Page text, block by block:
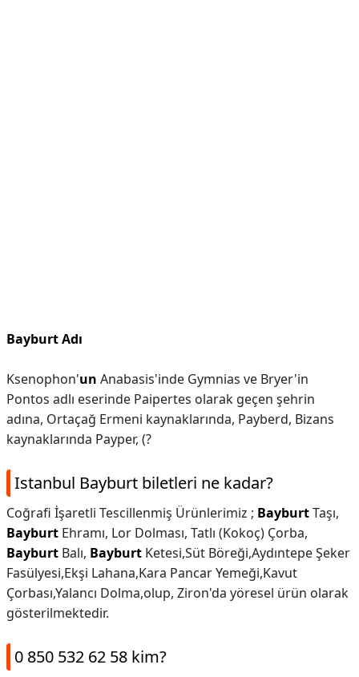
Bayburt Adı
Ksenophon'un Anabasis'inde Gymnias ve Bryer'in
Pontos adlı eserinde Paipertes olarak geçen şehrin
adına, Ortaçağ Ermeni kaynaklarında, Payberd, Bizans
kaynaklarında Payper, (?
Istanbul Bayburt biletleri ne kadar?
Coğrafi İşaretli Tescillenmiş Ürünlerimiz ; BayburtTaşı,
Bayburt Ehramı, Lor Dolması, Tatlı (Kokoç) Çorba,
Bayburt Balı, Bayburt Ketesi,Süt Böreği,Aydıntepe Şeker
Fasülyesi,Ekşi Lahana,Kara Pancar Yemeği,Kavut
Çorbası,Yalancı Dolma,olup, Ziron'da yöresel ürün olarak
gösterilmektedir.
0 850 532 62 58 kim?